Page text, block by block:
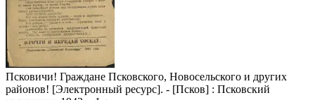
Псковичи! Граждане Псковского, Новосельского и других
районов! [Электронный ресурс]. - [Псков] : Псковский